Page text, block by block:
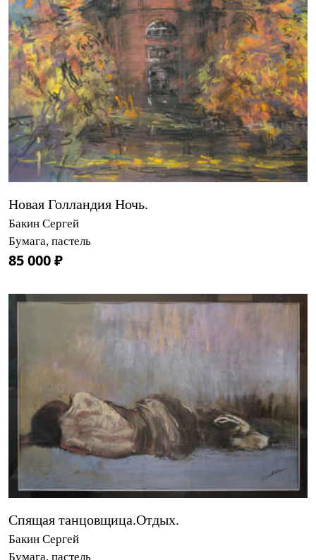
Новая Голландия Ночь.
Бакин Сергей
Бумага, пастель
85 000 ₽
Спящая танцовщица.Отдых.
Бакин Сергей
Бумага, пастель